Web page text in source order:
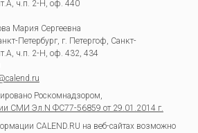
ч.п. 2-Н, оф. 440
Мария Сергеевна
Петербург, г. Петергоф Санкт-
ч.п. 2-Н, оф. 432, 434
Роскомнадзором,
СМИ Эл.N ФС77-56859 от 29.01.2014 г.
CALEND.RU на веб-сайтах возможно